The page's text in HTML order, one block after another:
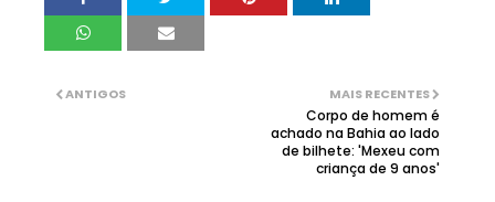
MAIS RECENTES
Corpo de homem é
achado na Bahia ao lado
de bilhete: 'Mexeu com
criança de 9 anos'
ANTIGOS